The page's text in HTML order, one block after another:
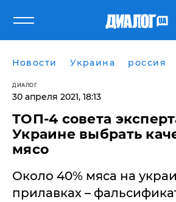
Новости Украина россия
ДИАЛОГ
30 апреля 2021, 18:13
ТОП-4 совета
Украине выбрать
мясо
Около 40% мяса на
прилавках –